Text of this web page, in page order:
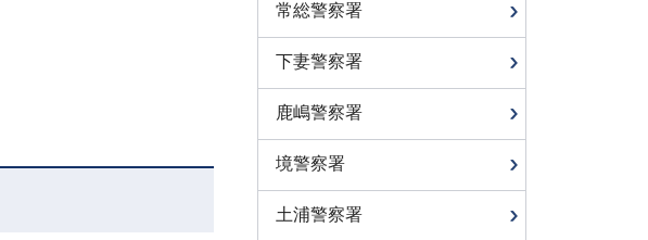
常総警察署
下妻警察署
鹿嶋警察署
境警察署
土浦警察署